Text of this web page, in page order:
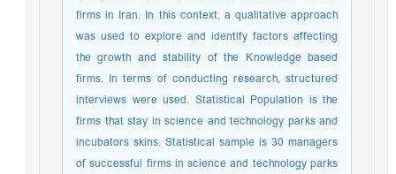
firms in Iran. In this context, a qualitative approach
was used to explore and identify factors affecting
the growth and stability of the Knowledge based
firms. In terms of conducting research, structured
interviews were used. Statistical Population is the
firms that stay in science and technology parks and
incubators skins. Statistical sample is 30 managers
of successful firms in science and technology parks